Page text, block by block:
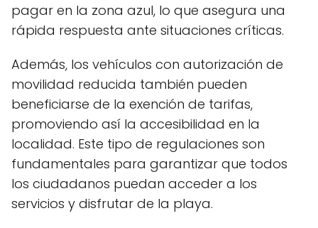
pagar en la zona azul, lo que asegura una
rápida respuesta ante situaciones críticas.
Además, los vehículos con autorización de
movilidad reducida también pueden
beneficiarse de la exención de tarifas,
promoviendo así la accesibilidad en la
localidad. Este tipo de regulaciones son
fundamentales para garantizar que todos
los ciudadanos puedan acceder a los
servicios y disfrutar de la playa.